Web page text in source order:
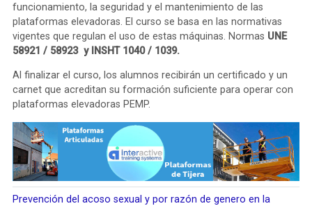
funcionamiento, la seguridad y el mantenimiento de las
plataformas elevadoras. El curso se basa en las normativas
vigentes que regulan el uso de estas máquinas. Normas UNE
58921 / 58923 y INSHT 1040 / 1039.
Al finalizar el curso, los alumnos recibirán un certificado y un
carnet que acreditan su formación suficiente para operar con
plataformas elevadoras PEMP.
Prevención del acoso sexual y por razón de genero en la